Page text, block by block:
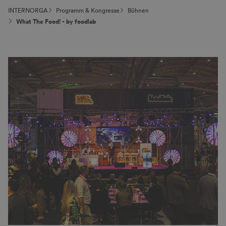
INTERNORGA Programm & Kongresse
Bühnen
What The Food! - by foodlab